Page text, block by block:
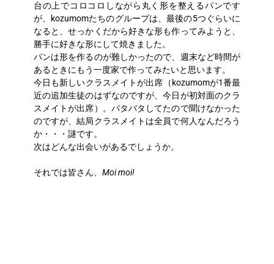
台の上でコロコロしながら丸く形を整えるパンです
が、kozumomたちのグループは、最後の5つぐらいに
なると、せっかくだから好きな形も作ってみようと、
勝手に好きな形にして焼きました。
パンは形を作るのが難しかったので、週末など時間が
あるときにもう一度家で作ってみたいと思います。
今日も新しいクラスメイトが出席（kozumomが1番最
近の追加生徒のはずなのですが、今日が初対面のクラ
スメイトが出席）。バタバタしてたので聞けなかった
のですが、結局クラスメイトは全員で何人なんだろう
か・・・謎です。
次はどんな出会いがあるでしょうか。
それでは皆さん、 Moi moi!